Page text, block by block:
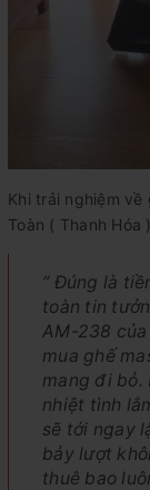
Khi trải nghiệm
Toàn ( Thanh Hóa
“ Đúng là
toàn tin
AM-238
mua ghế
mang đi bỏ.
nhiệt tình
sẽ tới ngay
bảy lượt
thuê bao